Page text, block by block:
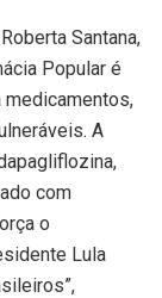
Santana,
Popular é
medicamentos,
A
com
o
Lula